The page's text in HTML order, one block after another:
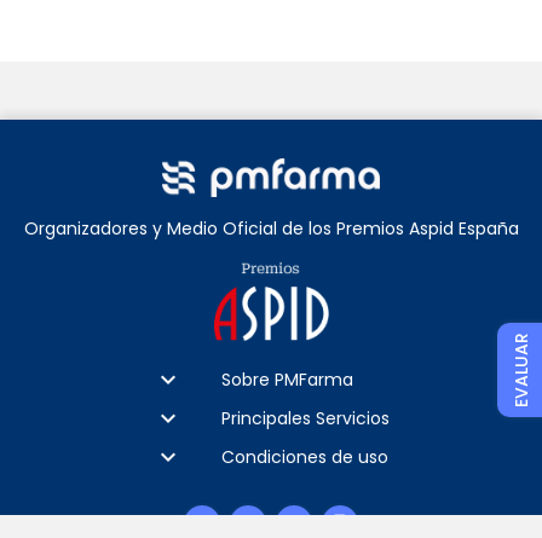
Organizadores y Medio Oficial de los Premios Aspid España
keyboard_arrow_down Sobre PMFarma
keyboard_arrow_down Principales Servicios
keyboard_arrow_down Condiciones de uso
EVALUAR